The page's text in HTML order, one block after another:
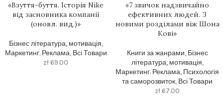
«Взуття-буття. Історія Nike
від засновника компанії
(оновл. вид.)»
Бізнес література, мотивація,
Маркетинг. Реклама, Всі Товари
zł 69.00
«7 звичок надзвичайно
ефективних людей. З
новими розділами віж Шона
Кові»
Книги за жанрами, Бізнес
література, мотивація,
Маркетинг. Реклама, Психологія
та саморозвиток, Всі Товари
zł 67.00